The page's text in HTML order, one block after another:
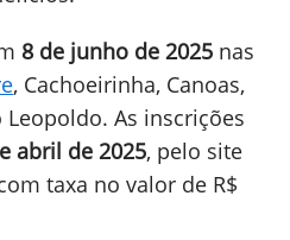
8 de junho de 2025 nas
, Cachoeirinha, Canoas,
As inscrições
abril de 2025, pelo site
taxa no valor de R$